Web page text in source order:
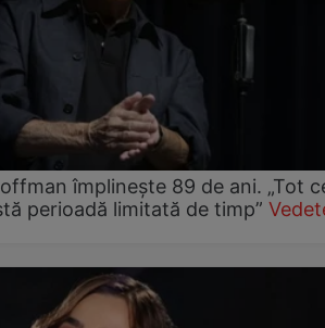
împlinește 89 de ani. „Tot
perioadă limitată de timp”